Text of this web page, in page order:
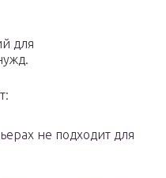
для
не подходит для